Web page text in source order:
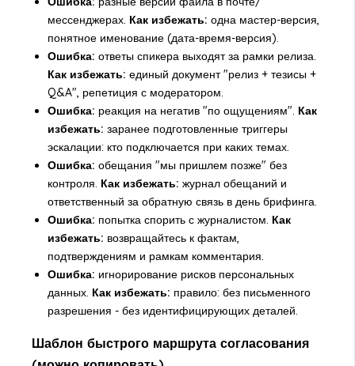
мессенджерах. Как избежать: одна мастер-версия,
понятное именование (дата-время-версия).
Ошибка: ответы спикера выходят за рамки релиза.
Как избежать: единый документ "релиз + тезисы +
Q&A", репетиция с модератором.
Ошибка: реакция на негатив "по ощущениям". Как
избежать: заранее подготовленные триггеры
эскалации: кто подключается при каких темах.
Ошибка: обещания "мы пришлем позже" без
контроля. Как избежать: журнал обещаний и
ответственный за обратную связь в день брифинга.
Ошибка: попытка спорить с журналистом. Как
избежать: возвращайтесь к фактам,
подтверждениям и рамкам комментария.
Ошибка: игнорирование рисков персональных
данных. Как избежать: правило: без письменного
разрешения - без идентифицирующих деталей.
Шаблон быстрого маршрута согласования